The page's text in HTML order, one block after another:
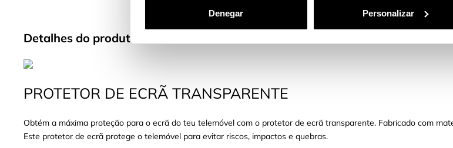
Denegar Personalizar
Detalhes do produto
PROTETOR DE ECRÃ TRANSPARENTE
Obtém a máxima proteção para o ecrã do teu telemóvel com o protetor de ecrã transparente. Fabricado com
Este protetor de ecrã protege o telemóvel para evitar riscos, impactos e quebras.